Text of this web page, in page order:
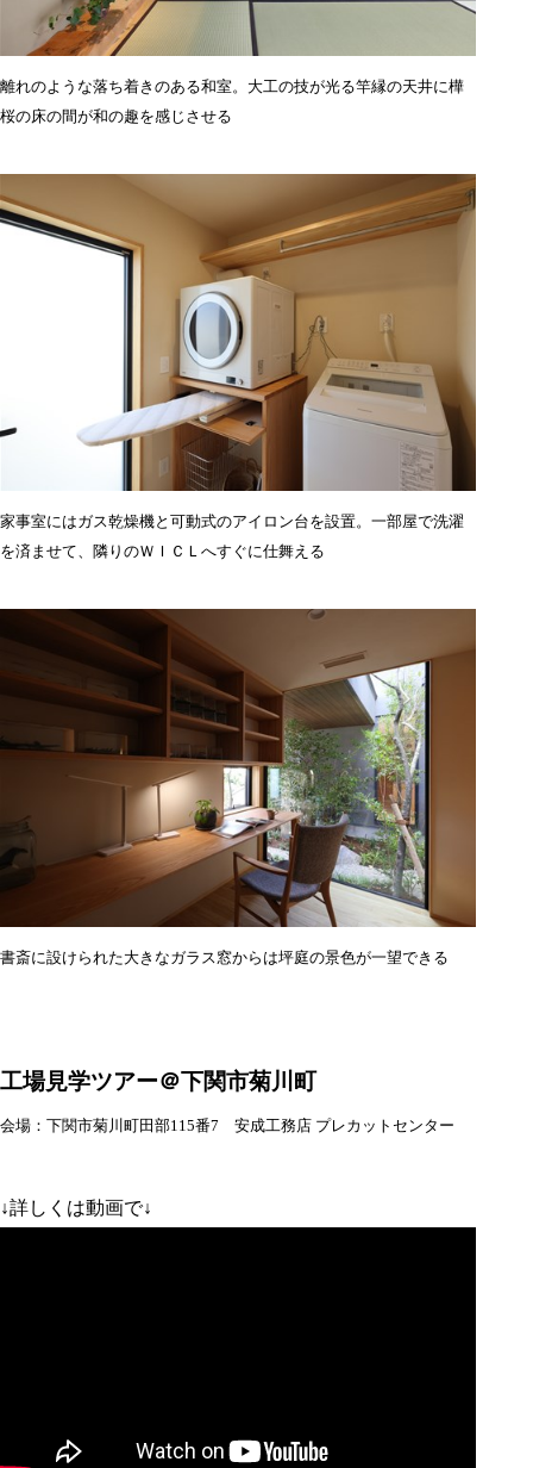
離れのような落ち着きのある和室。 大工の技が光る竿縁の天井に樺
桜の床の間が和の趣を感じさせる
家事室にはガス乾燥機と可動式のアイロン台を設置。一部屋で洗濯
を済ませて、隣りのＷＩＣＬへすぐに仕舞える
書斎に設けられた大きなガラス窓からは坪庭の景色が一望できる
工場見学ツアー＠下関市菊川町
会場：下関市菊川町田部115番7 安成工務店 プレカットセンター
↓詳しくは動画で↓